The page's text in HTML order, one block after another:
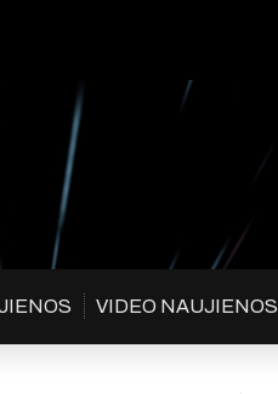
VIDEO NAUJIENOS